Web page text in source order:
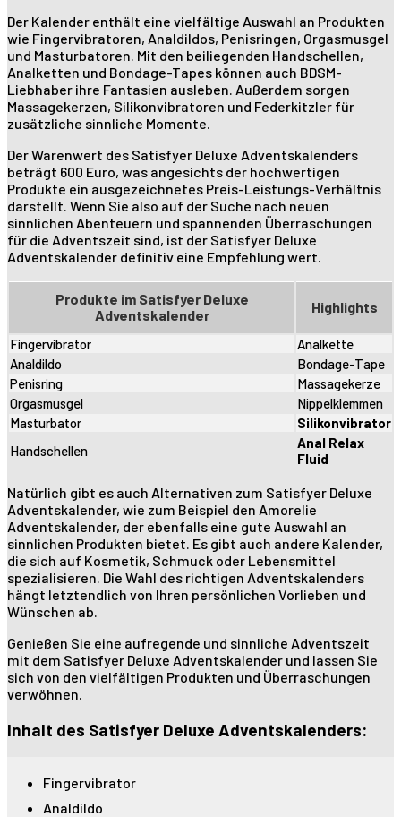
Der Kalender enthält eine vielfältige Auswahl an Produkten
wie Fingervibratoren, Analdildos, Penisringen, Orgasmusgel
und Masturbatoren. Mit den beiliegenden Handschellen,
Analketten und Bondage-Tapes können auch BDSM-
Liebhaber ihre Fantasien ausleben. Außerdem sorgen
Massagekerzen, Silikonvibratoren und Federkitzler für
zusätzliche sinnliche Momente.
Der Warenwert des Satisfyer Deluxe Adventskalenders
beträgt 600 Euro, was angesichts der hochwertigen
Produkte ein ausgezeichnetes Preis-Leistungs-Verhältnis
darstellt. Wenn Sie also auf der Suche nach neuen
sinnlichen Abenteuern und spannenden Überraschungen
für die Adventszeit sind, ist der Satisfyer Deluxe
Adventskalender definitiv eine Empfehlung wert.
Produkte im Satisfyer Deluxe
Adventskalender
Highlights
Fingervibrator
Analkette
Analdildo
Bondage-Tape
Penisring
Massagekerze
Orgasmusgel
Nippelklemmen
Masturbator
Silikonvibrator
Handschellen
Anal Relax
Fluid
Natürlich gibt es auch Alternativen zum Satisfyer Deluxe
Adventskalender, wie zum Beispiel den Amorelie
Adventskalender, der ebenfalls eine gute Auswahl an
sinnlichen Produkten bietet. Es gibt auch andere Kalender,
die sich auf Kosmetik, Schmuck oder Lebensmittel
spezialisieren. Die Wahl des richtigen Adventskalenders
hängt letztendlich von Ihren persönlichen Vorlieben und
Wünschen ab.
Genießen Sie eine aufregende und sinnliche Adventszeit
mit dem Satisfyer Deluxe Adventskalender und lassen Sie
sich von den vielfältigen Produkten und Überraschungen
verwöhnen.
Inhalt des Satisfyer Deluxe Adventskalenders:
Fingervibrator
Analdildo